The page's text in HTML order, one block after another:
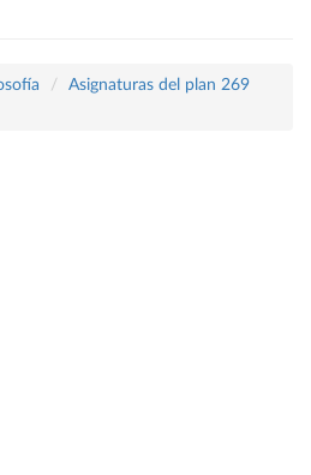
Asignaturas del plan 269